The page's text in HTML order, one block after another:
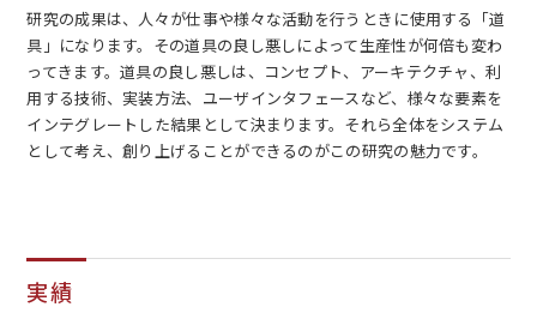
研究の成果は、人々が仕事や様々な活動を行うときに使用する「道
具」になります。その道具の良し悪しによって生産性が何倍も変わ
ってきます。道具の良し悪しは、コンセプト、アーキテクチャ、利
用する技術、実装方法、ユーザインタフェースなど、様々な要素を
インテグレートした結果として決まります。それら全体をシステム
として考え、創り上げることができるのがこの研究の魅力です。
実績